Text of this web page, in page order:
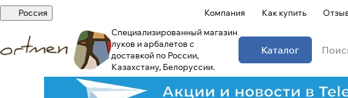
Россия Компания Как купить
Специализированный магазин
луков и арбалетов с
доставкой по России,
Казахстану, Белоруссии.
Каталог